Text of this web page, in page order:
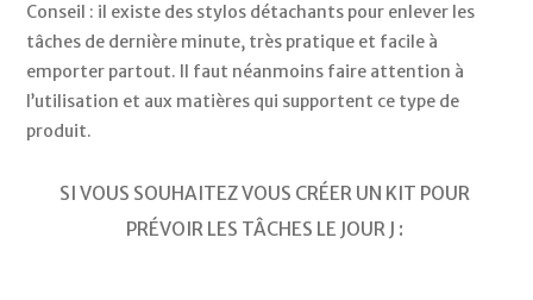
Conseil : il existe des stylos détachants pour enlever les
tâches de dernière minute, très pratique et facile à
emporter partout. Il faut néanmoins faire attention à
l’utilisation et aux matières qui supportent ce type de
produit.
SI VOUS SOUHAITEZ VOUS CRÉER UN KIT POUR
PRÉVOIR LES TÂCHES LE JOUR J :